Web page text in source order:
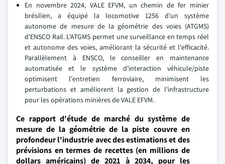
En novembre 2024, VALE EFVM, un chemin de fer minier
brésilien, a équipé la locomotive 1256 d'un système
autonome de mesure de la géométrie des voies (ATGMS)
d'ENSCO Rail. L'ATGMS permet une surveillance en temps réel
et autonome des voies, améliorant la sécurité et l'efficacité.
Parallèlement à ENSCO, le conseiller en maintenance
automatisée et le système d'interaction véhicule/piste
optimisent l'entretien ferroviaire, minimisent les
perturbations et améliorent la gestion de l'infrastructure
pour les opérations minières de VALE EFVM.
Ce rapport d'étude de marché du système de
mesure de la géométrie de la piste couvre en
profondeur l'industrie avec des estimations et des
prévisions en termes de recettes (en millions de
dollars américains) de 2021 à 2034, pour les